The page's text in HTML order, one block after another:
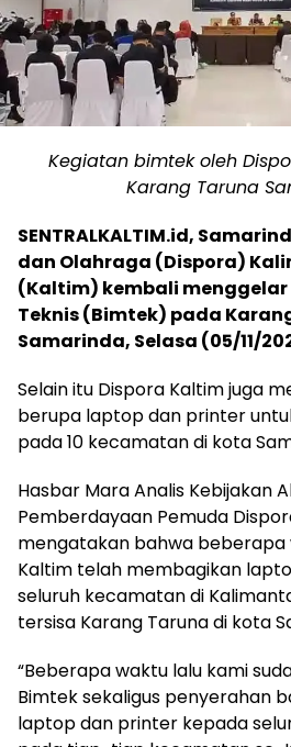
Kegiatan bimtek oleh
Karang Taruna
SENTRALKALTIM.id,
dan Olahraga (Dispora)
(Kaltim) kembali
Teknis (Bimtek) pada
Samarinda, Selasa (05/11/
Selain itu Dispora Kaltim juga
berupa laptop dan printer
pada 10 kecamatan di kota
Hasbar Mara Analis Kebijakan
Pemberdayaan Pemuda
mengatakan bahwa beberapa
Kaltim telah membagikan
seluruh kecamatan di
tersisa Karang Taruna di kota
“Beberapa waktu lalu kami
Bimtek sekaligus penyerahan
laptop dan printer kepada